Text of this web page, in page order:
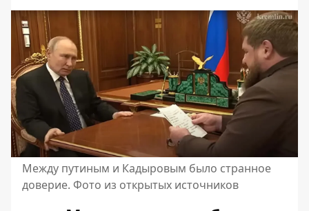
Между путиным и Кадыровым было странное
доверие. Фото из открытых источников